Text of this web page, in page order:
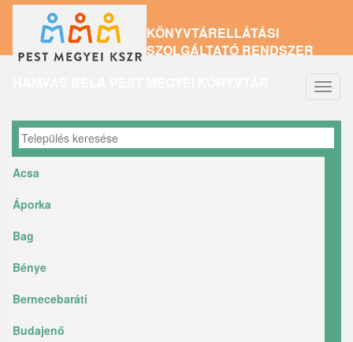
tartalomra
KÖNYVTÁRELLÁTÁSI
SZOLGÁLTATÓ RENDSZER
Acsa
Áporka
Bag
Bénye
Bernecebaráti
Budajenő